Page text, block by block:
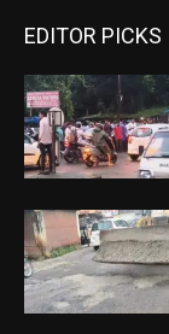
EDITOR PICKS